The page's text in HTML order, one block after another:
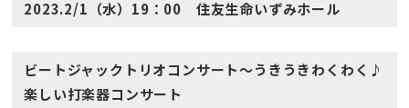
2023.2/1（水）19：00 住友生命いずみホール
ビートジャックトリオコンサート〜うきうきわくわく♪
楽しい打楽器コンサート